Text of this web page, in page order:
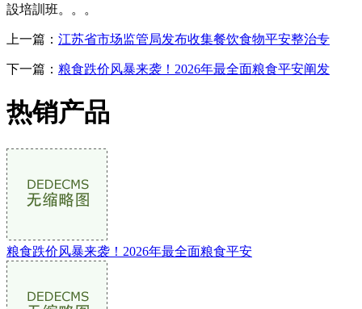
設培訓班。。。
上一篇： 江苏省市场监管局发布收集餐饮食物平安整治专
下一篇： 粮食跌价风暴来袭！2026年最全面粮食平安阐发
热销产品
粮食跌价风暴来袭！2026年最全面粮食平安